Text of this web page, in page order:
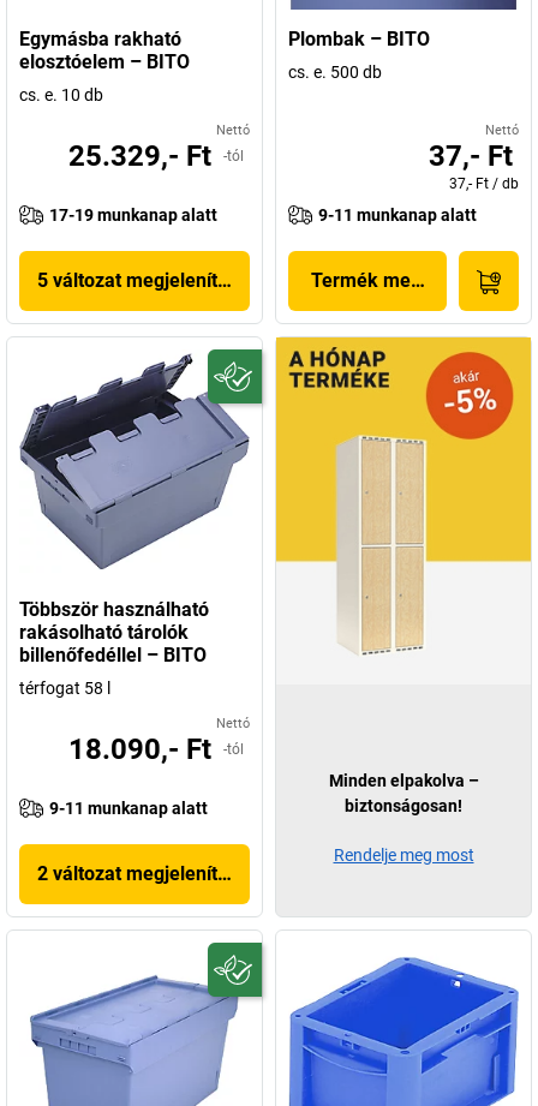
működik egy gyártóüzem.
Egymásba rakható
elosztóelem – BITO
cs. e. 10 db
Nettó
25.329,- Ft -tól
17-19 munkanap alatt
5 változat megjelenítése
Plombak – BITO
cs. e. 500 db
Nettó
37,- Ft
37,- Ft / db
9-11 munkanap alatt
Termék megjelenítése
Többször használható
rakásolható tárolók
billenőfedéllel – BITO
térfogat 58 l
Nettó
18.090,- Ft -tól
9-11 munkanap alatt
2 változat megjelenítése
Minden elpakolva –
biztonságosan!
Rendelje meg most